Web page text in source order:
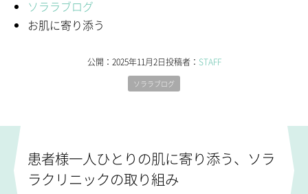
ソララブログ
お肌に寄り添う
公開： 2025年11月2日投稿者： STAFF
ソララブログ
患者様一人ひとりの肌に寄り添う、ソラ
ラクリニックの取り組み